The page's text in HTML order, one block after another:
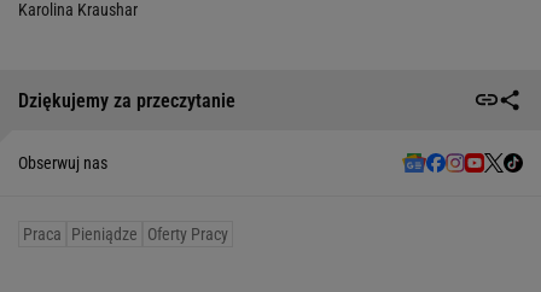
Karolina Kraushar
Dziękujemy za przeczytanie
Obserwuj nas
Praca Pieniądze Oferty Pracy